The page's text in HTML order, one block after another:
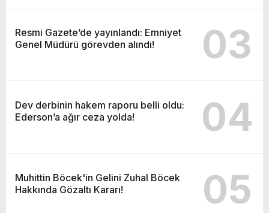
Resmi Gazete’de yayınlandı: Emniyet
Genel Müdürü görevden alındı!
03
Dev derbinin hakem raporu belli oldu:
Ederson’a ağır ceza yolda!
04
Muhittin Böcek'in Gelini Zuhal Böcek
Hakkında Gözaltı Kararı!
05